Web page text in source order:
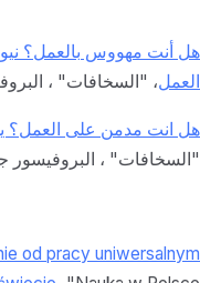
هل أنت مهووس بالعمل؟
العمل، "السخافات" ،
هل انت مدمن على العمل؟
"السخافات" ، البروفيسور
od pracy uniwersalnym